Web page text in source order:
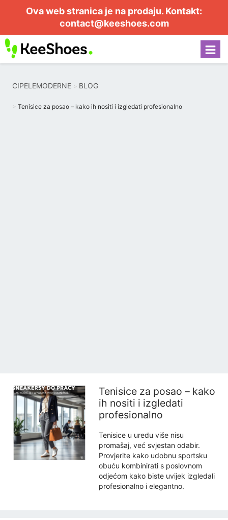
Ova web stranica je na prodaju. Kontakt:
contact@keeshoes.com
CIPELEMODERNE BLOG
Tenisice za posao – kako ih nositi i izgledati profesionalno
Tenisice za posao – kako
ih nositi i izgledati
profesionalno
Tenisice u uredu više nisu
promašaj, već svjestan odabir.
Provjerite kako udobnu sportsku
obuću kombinirati s poslovnom
odjećom kako biste uvijek izgledali
profesionalno i elegantno.